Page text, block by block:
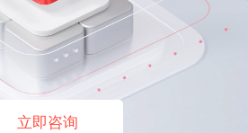
立即咨询